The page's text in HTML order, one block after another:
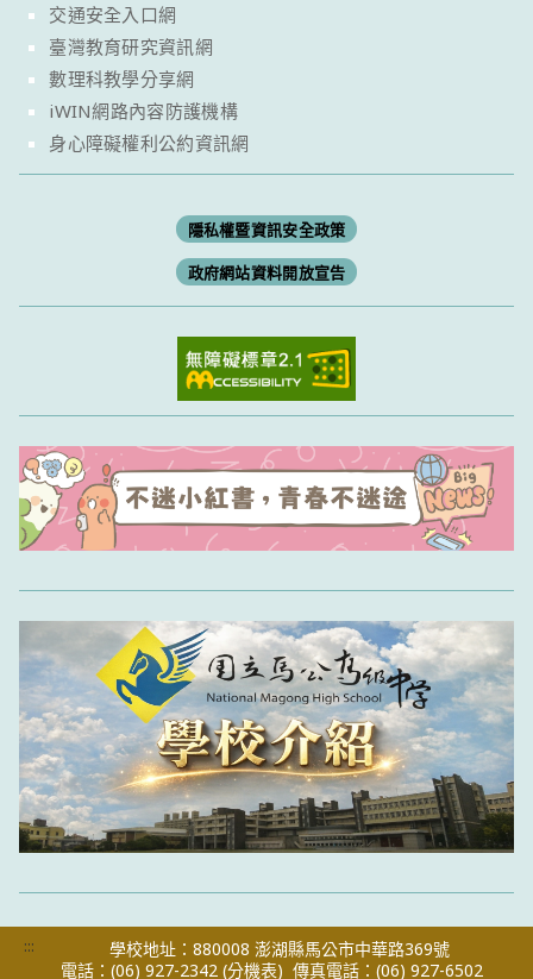
交通安全入口網
臺灣教育研究資訊網
數理科教學分享網
iWIN網路內容防護機構
身心障礙權利公約資訊網
隱私權暨資訊安全政策
政府網站資料開放宣告
:::
學校地址：880008 澎湖縣馬公市中華路369號
電話：(06) 927-2342 (分機表) 傳真電話：(06) 927-6502